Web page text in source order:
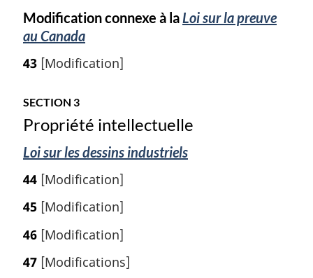
i
n
l
:
Modification connexe à laLoi sur la preuve
au Canada
43 [Modification]
SECTION 3
Propriété intellectuelle
Loi sur les dessins industriels
44 [Modification]
45 [Modification]
46 [Modification]
47 [Modifications]